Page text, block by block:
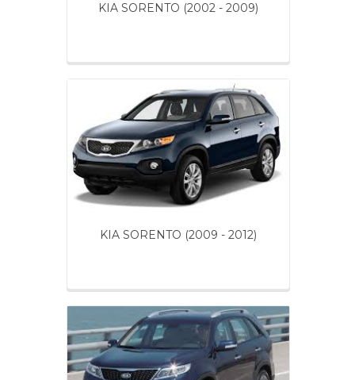
KIA SORENTO (2002 - 2009)
KIA SORENTO (2009 - 2012)